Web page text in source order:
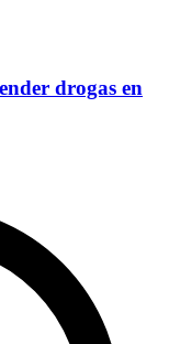
drogas en